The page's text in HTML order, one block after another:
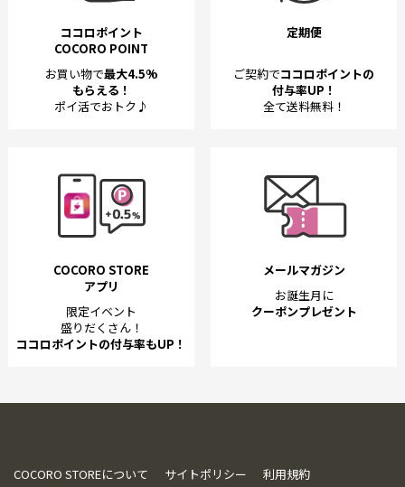
ココロポイント
COCORO POINT
お買い物で最大4.5%
もらえる！
ポイ活でおトク♪
定期便
ご契約でココロポイントの
付与率UP！
全て送料無料！
COCORO STORE
アプリ
限定イベント
盛りだくさん！
ココロポイントの付与率もUP！
メールマガジン
お誕生月に
クーポンプレゼント
COCORO STOREについて サイトポリシー
利用規約